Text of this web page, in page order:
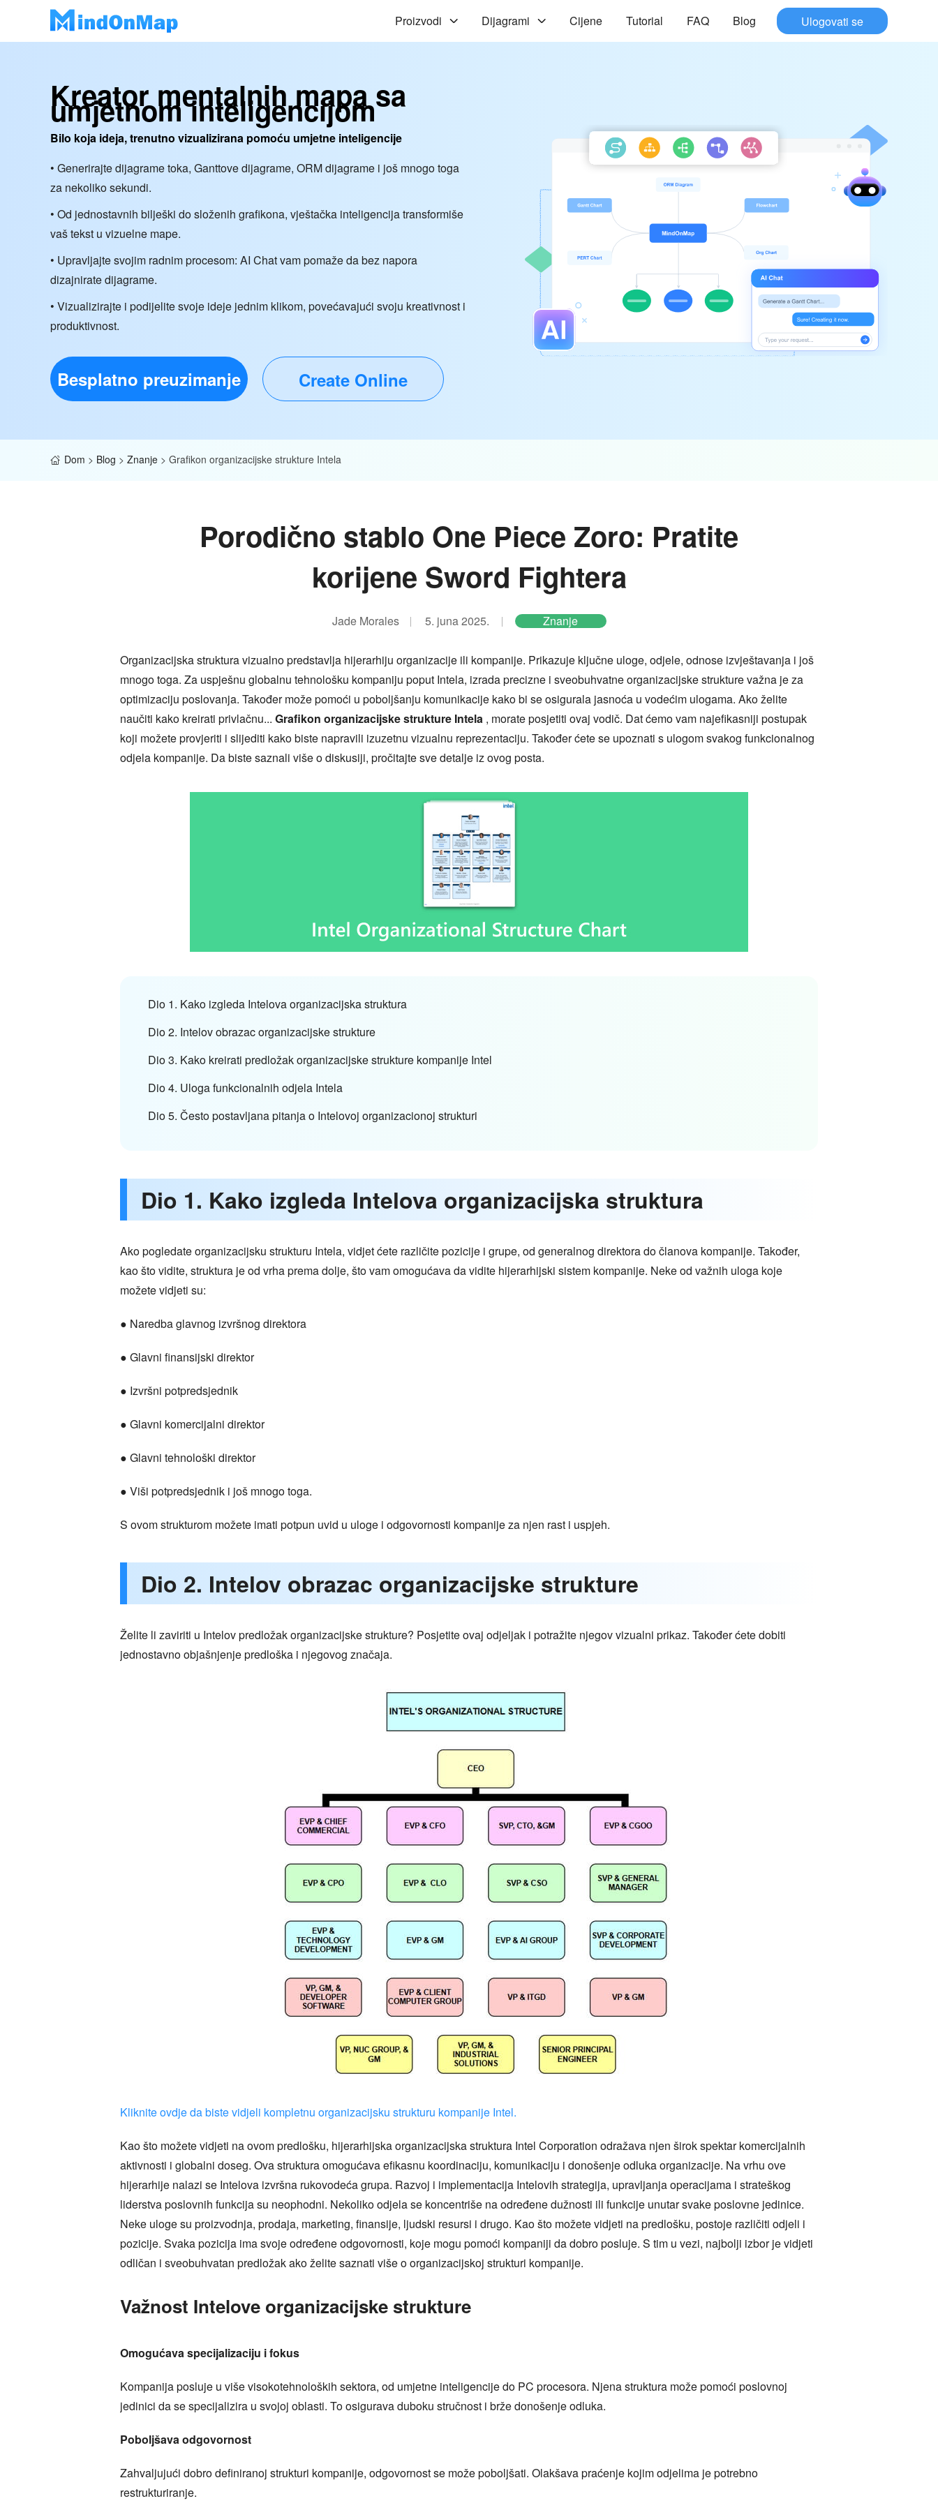
Proizvodi Dijagrami Cijene Tutorial FAQ Blog Ulogovati se
Kreator mentalnih mapa sa
umjetnom inteligencijom
Bilo koja ideja, trenutno vizualizirana pomoću umjetne inteligencije
• Generirajte dijagrame toka, Ganttove dijagrame, ORM dijagrame i još mnogo toga
za nekoliko sekundi.
• Od jednostavnih bilješki do složenih grafikona, vještačka inteligencija transformiše
vaš tekst u vizuelne mape.
• Upravljajte svojim radnim procesom: AI Chat vam pomaže da bez napora
dizajnirate dijagrame.
• Vizualizirajte i podijelite svoje ideje jednim klikom, povećavajući svoju kreativnost i
produktivnost.
Besplatno preuzimanje Create Online
Dom > Blog > Znanje > Grafikon organizacijske strukture Intela
Porodično stablo One Piece Zoro: Pratite
korijene Sword Fightera
Jade Morales 5. juna 2025. Znanje
Organizacijska struktura vizualno predstavlja hijerarhiju organizacije ili kompanije. Prikazuje ključne uloge, odjele, odnose izvještavanja i još
mnogo toga. Za uspješnu globalnu tehnološku kompaniju poput Intela, izrada precizne i sveobuhvatne organizacijske strukture važna je za
optimizaciju poslovanja. Također može pomoći u poboljšanju komunikacije kako bi se osigurala jasnoća u vodećim ulogama. Ako želite
naučiti kako kreirati privlačnu... Grafikon organizacijske strukture Intela , morate posjetiti ovaj vodič. Dat ćemo vam najefikasniji postupak
koji možete provjeriti i slijediti kako biste napravili izuzetnu vizualnu reprezentaciju. Također ćete se upoznati s ulogom svakog funkcionalnog
odjela kompanije. Da biste saznali više o diskusiji, pročitajte sve detalje iz ovog posta.
Dio 1. Kako izgleda Intelova organizacijska struktura
Dio 2. Intelov obrazac organizacijske strukture
Dio 3. Kako kreirati predložak organizacijske strukture kompanije Intel
Dio 4. Uloga funkcionalnih odjela Intela
Dio 5. Često postavljana pitanja o Intelovoj organizacionoj strukturi
Dio 1. Kako izgleda Intelova organizacijska struktura
Ako pogledate organizacijsku strukturu Intela, vidjet ćete različite pozicije i grupe, od generalnog direktora do članova kompanije. Također,
kao što vidite, struktura je od vrha prema dolje, što vam omogućava da vidite hijerarhijski sistem kompanije. Neke od važnih uloga koje
možete vidjeti su:
● Naredba glavnog izvršnog direktora
● Glavni finansijski direktor
● Izvršni potpredsjednik
● Glavni komercijalni direktor
● Glavni tehnološki direktor
● Viši potpredsjednik i još mnogo toga.
S ovom strukturom možete imati potpun uvid u uloge i odgovornosti kompanije za njen rast i uspjeh.
Dio 2. Intelov obrazac organizacijske strukture
Želite li zaviriti u Intelov predložak organizacijske strukture? Posjetite ovaj odjeljak i potražite njegov vizualni prikaz. Također ćete dobiti
jednostavno objašnjenje predloška i njegovog značaja.
Kliknite ovdje da biste vidjeli kompletnu organizacijsku strukturu kompanije Intel.
Kao što možete vidjeti na ovom predlošku, hijerarhijska organizacijska struktura Intel Corporation odražava njen širok spektar komercijalnih
aktivnosti i globalni doseg. Ova struktura omogućava efikasnu koordinaciju, komunikaciju i donošenje odluka organizacije. Na vrhu ove
hijerarhije nalazi se Intelova izvršna rukovodeća grupa. Razvoj i implementacija Intelovih strategija, upravljanja operacijama i strateškog
liderstva poslovnih funkcija su neophodni. Nekoliko odjela se koncentriše na određene dužnosti ili funkcije unutar svake poslovne jedinice.
Neke uloge su proizvodnja, prodaja, marketing, finansije, ljudski resursi i drugo. Kao što možete vidjeti na predlošku, postoje različiti odjeli i
pozicije. Svaka pozicija ima svoje određene odgovornosti, koje mogu pomoći kompaniji da dobro posluje. S tim u vezi, najbolji izbor je vidjeti
odličan i sveobuhvatan predložak ako želite saznati više o organizacijskoj strukturi kompanije.
Važnost Intelove organizacijske strukture
Omogućava specijalizaciju i fokus
Kompanija posluje u više visokotehnoloških sektora, od umjetne inteligencije do PC procesora. Njena struktura može pomoći poslovnoj
jedinici da se specijalizira u svojoj oblasti. To osigurava duboku stručnost i brže donošenje odluka.
Poboljšava odgovornost
Zahvaljujući dobro definiranoj strukturi kompanije, odgovornost se može poboljšati. Olakšava praćenje kojim odjelima je potrebno
restrukturiranje.